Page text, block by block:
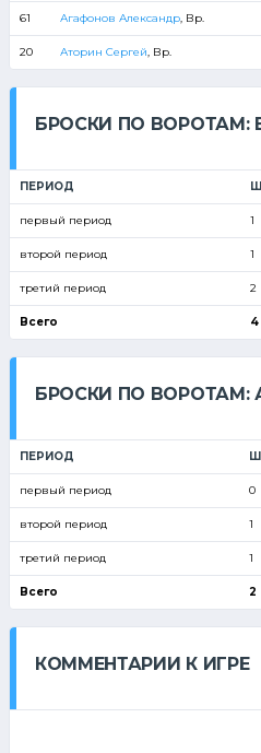
61 Агафонов Александр, Вр.
20 Аторин Сергей, Вр.
БРОСКИ ПО ВОРОТАМ:
ПЕРИОД Ш
первый период 1
второй период 1
третий период 2
Всего 4
БРОСКИ ПО ВОРОТАМ:
ПЕРИОД Ш
первый период 0
второй период 1
третий период 1
Всего 2
КОММЕНТАРИИ К ИГРЕ